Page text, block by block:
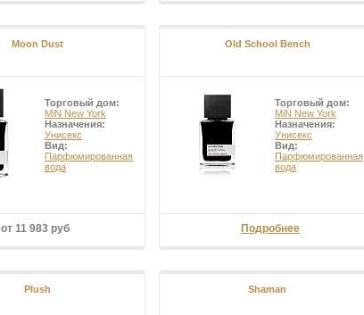
Moon Dust
Торговый дом:
MiN New York
Назначения:
Унисекс
Вид:
Парфюмированная
вода
от 11 983 руб
Old School Bench
Торговый дом:
MiN New York
Назначения:
Унисекс
Вид:
Парфюмированная
вода
Подробнее
Plush Shaman